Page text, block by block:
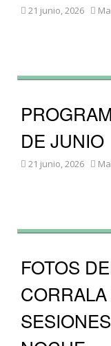
21 junio, 2026
DE JUNIO
21 junio, 2026
FOTOS